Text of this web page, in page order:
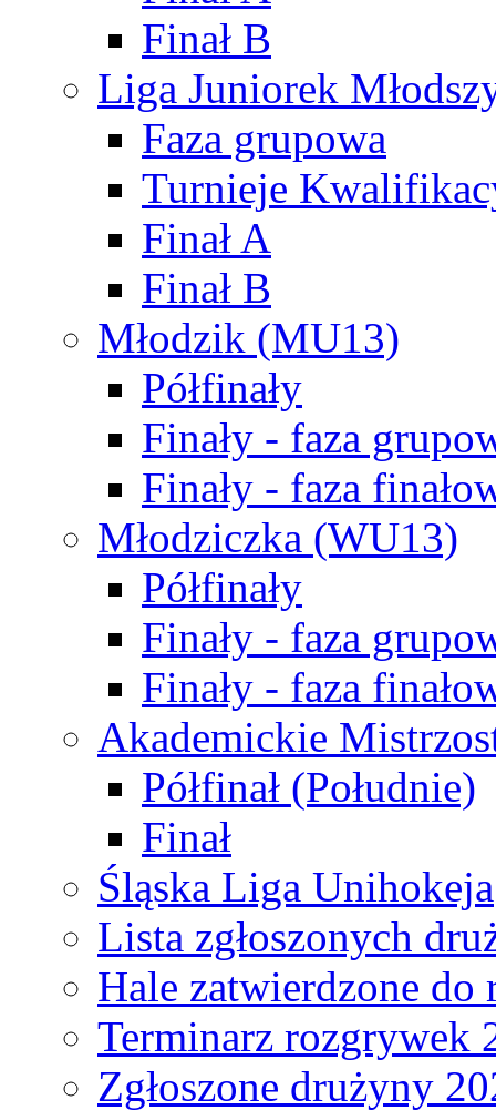
Finał B
Liga Juniorek
Faza grupowa
Turnieje
Finał A
Finał B
Młodzik (MU13)
Półfinały
Finały - faza
Finały - faza
Młodziczka (WU13)
Półfinały
Finały - faza
Finały - faza
Akademickie
Półfinał (Południe)
Finał
Śląska Liga Unihokeja
Lista zgłoszonych
Hale zatwierdzone do
Terminarz rozgrywek
Zgłoszone drużyny